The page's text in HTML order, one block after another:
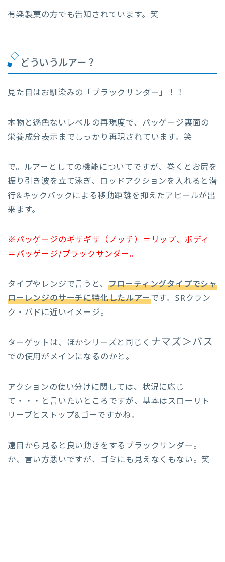
有楽製菓の方でも告知されています。笑
どういうルアー？
見た目はお馴染みの「ブラックサンダー」！！
本物と遜色ないレベルの再現度で、パッゲージ裏面の
栄養成分表示までしっかり再現されています。笑
で。ルアーとしての機能についてですが、巻くとお尻を
振り引き波を立て泳ぎ、ロッドアクションを入れると潜
行&キックバックによる移動距離を抑えたアピールが出
来ます。
※パッゲージのギザギザ（ノッチ）＝リップ、ボディ
＝パッゲージ/ブラックサンダー。
タイプやレンジで言うと、 フローティングタイプでシャ
ローレンジのサーチに特化したルアーです。SRクラン
ク・バドに近いイメージ。
ターゲットは、ほかシリーズと同じく ナマズ＞バス
での使用がメインになるのかと。
アクションの使い分けに関しては、状況に応じ
て・・・と言いたいところですが、基本はスローリト
リーブとストップ&ゴーですかね。
遠目から見ると良い動きをするブラックサンダー。
か、言い方悪いですが、ゴミにも見えなくもない。笑